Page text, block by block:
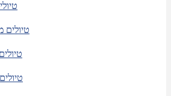
טיולים